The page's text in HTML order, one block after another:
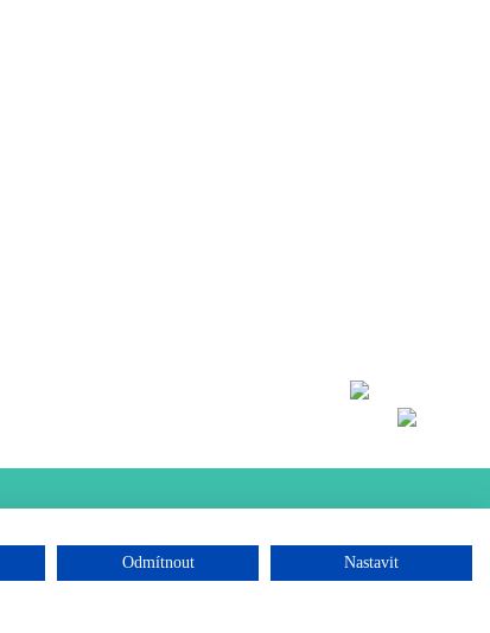
Odmítnout Nastavit